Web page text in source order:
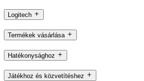
Logitech
Termékek vásárlása
Hatékonysághoz
Játékhoz és közvetítéshez